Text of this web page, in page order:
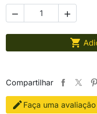
 

Compartilhar
Faça uma avaliação